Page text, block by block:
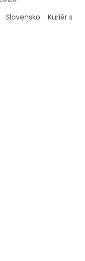
: Kuriér s